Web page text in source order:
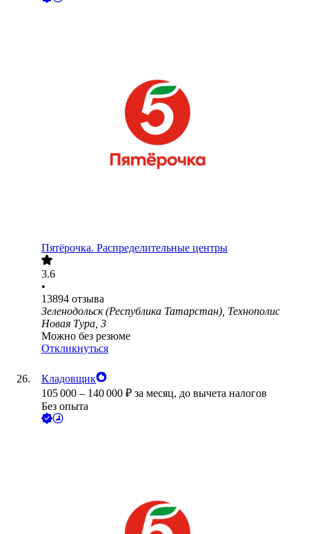
Пятёрочка. Распределительные центры
3.6
•
13894 отзыва
Зеленодольск (Республика Татарстан), Технополис
Новая Тура, 3
Можно без резюме
Откликнуться
Кладовщик
105 000 – 140 000 ₽ за месяц, до вычета налогов
Без опыта